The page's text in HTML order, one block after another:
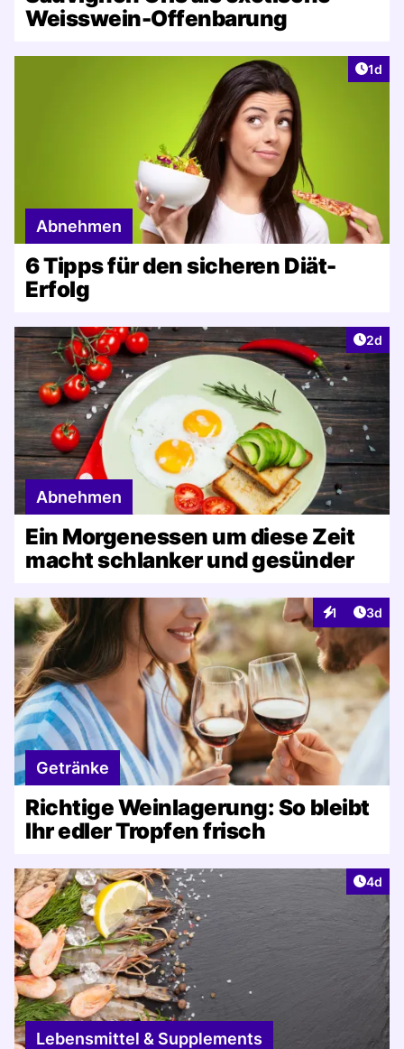
Weisswein-Offenbarung
1d
Abnehmen
6 Tipps für den sicheren Diät-
Erfolg
2d
Abnehmen
Ein Morgenessen um diese Zeit
macht schlanker und gesünder
1
Interaktionen
3d
Getränke
Richtige Weinlagerung: So bleibt
Ihr edler Tropfen frisch
4d
Lebensmittel & Supplements